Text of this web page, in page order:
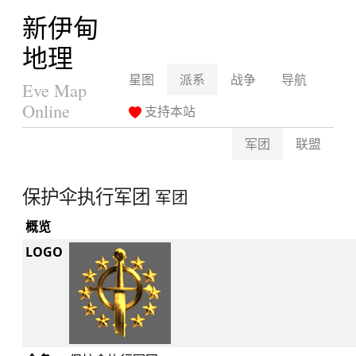
新伊甸
地理
Eve Map
Online
星图 派系 战争
导航
支持本站
联盟
军团
保护伞执行军团 军团
概览
LOGO